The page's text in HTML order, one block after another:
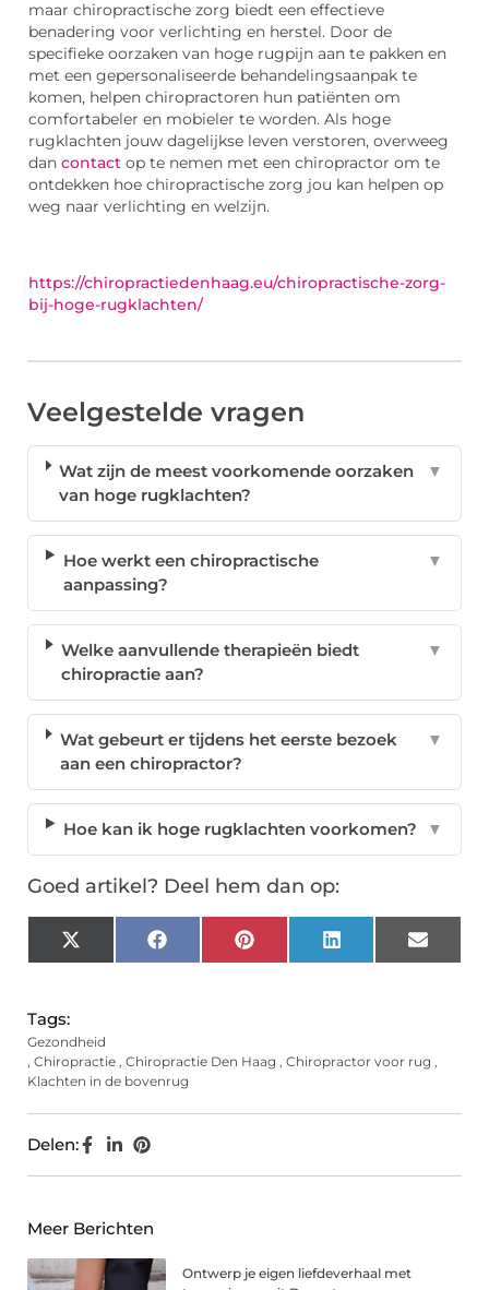
maar chiropractische zorg biedt een effectieve
benadering voor verlichting en herstel. Door de
specifieke oorzaken van hoge rugpijn aan te pakken en
met een gepersonaliseerde behandelingsaanpak te
komen, helpen chiropractoren hun patiënten om
comfortabeler en mobieler te worden. Als hoge
rugklachten jouw dagelijkse leven verstoren, overweeg
dan contact op te nemen met een chiropractor om te
ontdekken hoe chiropractische zorg jou kan helpen op
weg naar verlichting en welzijn.
https://chiropractiedenhaag.eu/chiropractische-zorg-
bij-hoge-rugklachten/
Veelgestelde vragen
Wat zijn de meest voorkomende oorzaken
van hoge rugklachten?
▼
Hoe werkt een chiropractische
aanpassing?
▼
Welke aanvullende therapieën biedt
chiropractie aan?
▼
Wat gebeurt er tijdens het eerste bezoek
aan een chiropractor?
▼
Hoe kan ik hoge rugklachten voorkomen? ▼
Goed artikel? Deel hem dan op:
X
(Twitter)
FacebookPinterest LinkedIn Email
Tags:
Gezondheid
, Chiropractie , Chiropractie Den Haag , Chiropractor voor rug ,
Klachten in de bovenrug
Delen:
Meer Berichten
Ontwerp je eigen liefdeverhaal met